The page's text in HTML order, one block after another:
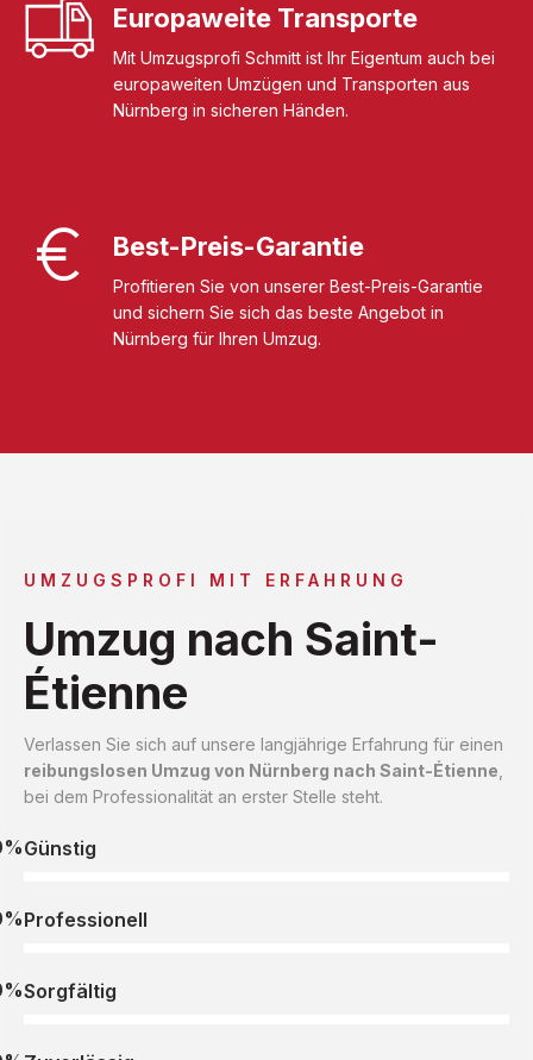
Europaweite Transporte
Mit Umzugsprofi Schmitt ist Ihr Eigentum auch bei
europaweiten Umzügen und Transporten aus
Nürnberg in sicheren Händen.
Best-Preis-Garantie
Profitieren Sie von unserer Best-Preis-Garantie
und sichern Sie sich das beste Angebot in
Nürnberg für Ihren Umzug.
UMZUGSPROFI MIT ERFAHRUNG
Umzug nach Saint-
Étienne
Verlassen Sie sich auf unsere langjährige Erfahrung für einen
reibungslosen Umzug von Nürnberg nach Saint-Étienne
bei dem Professionalität an erster Stelle steht.
Günstig
Professionell
Sorgfältig